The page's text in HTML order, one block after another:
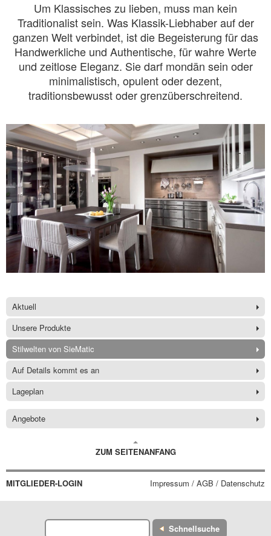
Um Klassisches zu lieben, muss man kein
Traditionalist sein. Was Klassik-Liebhaber auf der
ganzen Welt verbindet, ist die Begeisterung für das
Handwerkliche und Authentische, für wahre Werte
und zeitlose Eleganz. Sie darf mondän sein oder
minimalistisch, opulent oder dezent,
traditionsbewusst oder grenzüberschreitend.
Aktuell
Unsere Produkte
Stilwelten von SieMatic
Auf Details kommt es an
Lageplan
Angebote
ZUM SEITENANFANG
MITGLIEDER-LOGIN Impressum / AGB / Datenschutz
Schnellsuche